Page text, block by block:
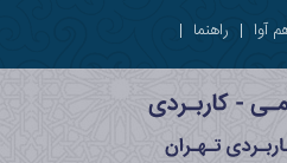
آوا | راهنما |